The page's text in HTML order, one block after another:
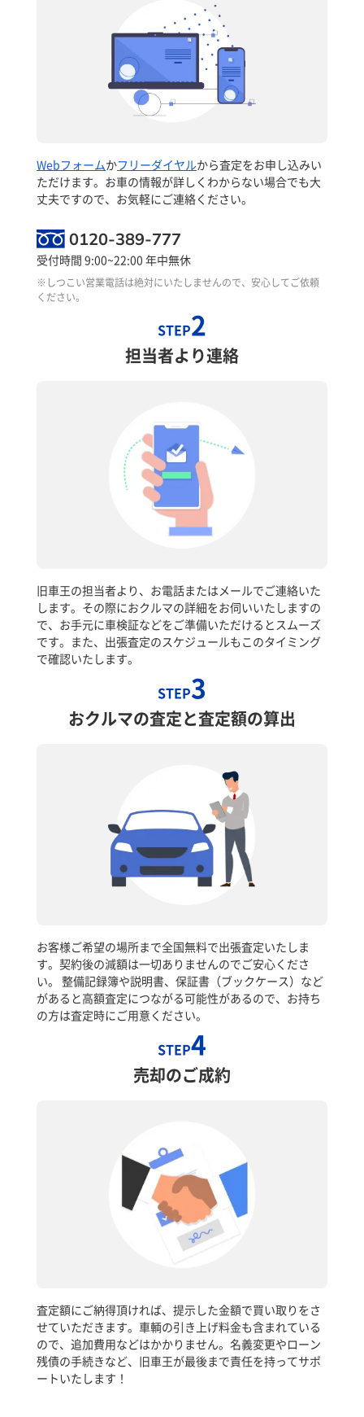
Webフォームかフリーダイヤルから査定をお申し込みい
ただけます。お車の情報が詳しくわからない場合でも大
丈夫ですので、お気軽にご連絡ください。
0120-389-777
受付時間 9:00~22:00 年中無休
※しつこい営業電話は絶対にいたしませんので、安心してご依頼
ください。
STEP2
担当者より連絡
旧車王の担当者より、お電話またはメールでご連絡いた
します。その際におクルマの詳細をお伺いいたしますの
で、お手元に車検証などをご準備いただけるとスムーズ
です。また、出張査定のスケジュールもこのタイミング
で確認いたします。
STEP3
おクルマの査定と査定額の算出
お客様ご希望の場所まで全国無料で出張査定いたしま
す。契約後の減額は一切ありませんのでご安心くださ
い。 整備記録簿や説明書、保証書（ブックケース）など
があると高額査定につながる可能性があるので、お持ち
の方は査定時にご用意ください。
STEP4
売却のご成約
査定額にご納得頂ければ、提示した金額で買い取りをさ
せていただきます。車輌の引き上げ料金も含まれている
ので、追加費用などはかかりません。名義変更やローン
残債の手続きなど、旧車王が最後まで責任を持ってサポ
ートいたします！